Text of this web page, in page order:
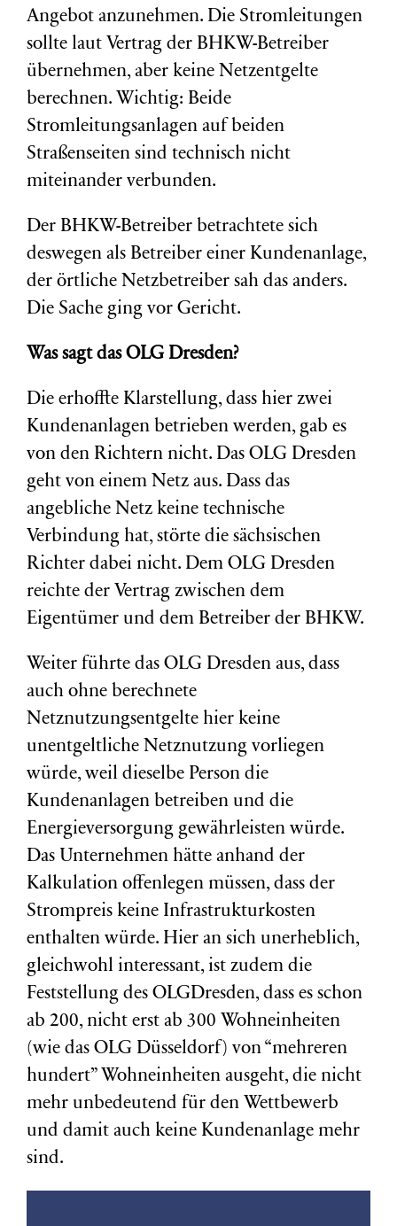
Angebot anzunehmen. Die Stromleitungen
sollte laut Vertrag der BHKW-Betreiber
übernehmen, aber keine Netzentgelte
berechnen. Wichtig: Beide
Stromleitungsanlagen auf beiden
Straßenseiten sind technisch nicht
miteinander verbunden.
Der BHKW-Betreiber betrachtete sich
deswegen als Betreiber einer Kundenanlage,
der örtliche Netzbetreiber sah das anders.
Die Sache ging vor Gericht.
Was sagt das OLG Dresden?
Die erhoffte Klarstellung, dass hier zwei
Kundenanlagen betrieben werden, gab es
von den Richtern nicht. Das OLG Dresden
geht von einem Netz aus. Dass das
angebliche Netz keine technische
Verbindung hat, störte die sächsischen
Richter dabei nicht. Dem OLG Dresden
reichte der Vertrag zwischen dem
Eigentümer und dem Betreiber der BHKW.
Weiter führte das OLG Dresden aus, dass
auch ohne berechnete
Netznutzungsentgelte hier keine
unentgeltliche Netznutzung vorliegen
würde, weil dieselbe Person die
Kundenanlagen betreiben und die
Energieversorgung gewährleisten würde.
Das Unternehmen hätte anhand der
Kalkulation offenlegen müssen, dass der
Strompreis keine Infrastrukturkosten
enthalten würde. Hier an sich unerheblich,
gleichwohl interessant, ist zudem die
Feststellung des OLGDresden, dass es schon
ab 200, nicht erst ab 300 Wohneinheiten
(wie das OLG Düsseldorf) von “mehreren
hundert” Wohneinheiten ausgeht, die nicht
mehr unbedeutend für den Wettbewerb
und damit auch keine Kundenanlage mehr
sind.